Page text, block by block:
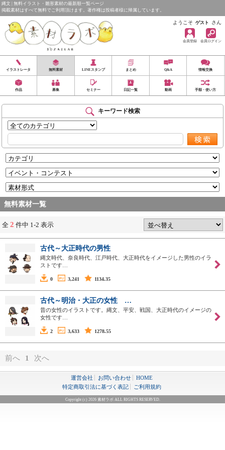
縄文 | 無料イラスト・雛形素材の最新順一覧ページ
掲載素材はすべて無料でご利用頂けます。著作権は投稿者様に帰属しています。
ようこそ ゲスト さん
会員登録 会員ログイン
イラストレータ 無料素材 LINEスタンプ まとめ Q&A 情報交換
作品 募集 セミナー 日記一覧 動画 手順・使い方
キーワード検索
無料素材一覧
全 2 件中 1-2 表示
古代～大正時代の男性
縄文時代、奈良時代、江戸時代、大正時代をイメージした男性のイラ
ストです…
0 3,241 1134.35
古代～明治・大正の女性 …
昔の女性のイラストです。縄文、平安、戦国、大正時代のイメージの
女性です…
2 3,633 1278.55
前へ 1 次へ
運営会社 お問い合わせ
HOME
特定商取引法に基づく表記
ご利用規約
Copyright (c) 2026 素材ラボ ALL RIGHTS RESERVED.